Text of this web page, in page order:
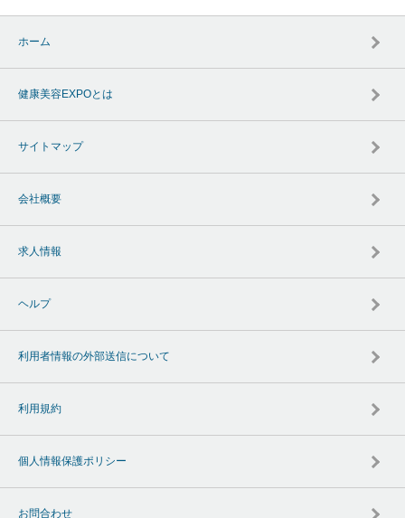
ホーム
健康美容EXPOとは
サイトマップ
会社概要
求人情報
ヘルプ
利用者情報の外部送信について
利用規約
個人情報保護ポリシー
お問合わせ